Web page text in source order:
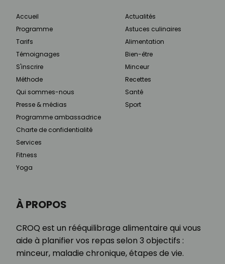
À PROPOS
CROQ est un rééquilibrage alimentaire qui vous
aide à planifier vos repas selon 3 objectifs :
minceur, maladie chronique, étapes de vie.
Accueil
Programme
Tarifs
Témoignages
S'inscrire
Méthode
Qui sommes-nous
Presse & médias
Programme ambassadrice
Charte de confidentialité
Services
Fitness
Yoga
Actualités
Astuces culinaires
Alimentation
Bien-être
Minceur
Recettes
Santé
Sport